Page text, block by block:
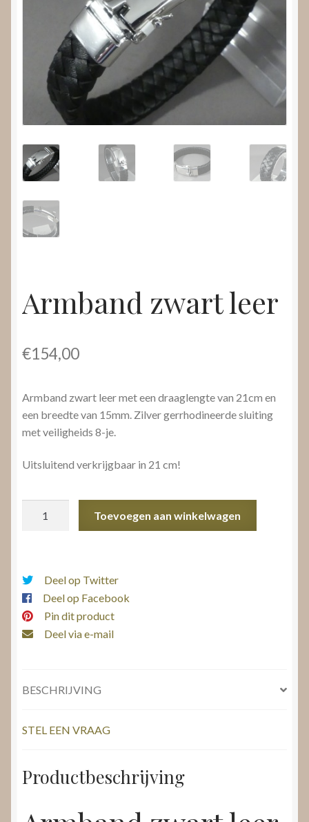
Submenu
uitvouwen
Armband zwart leer
€154,00
Armband zwart leer met een draaglengte van 21cm en
een breedte van 15mm. Zilver gerrhodineerde sluiting
met veiligheids 8-je.
Uitsluitend verkrijgbaar in 21 cm!
zwart
Toevoegen aan winkelwagen
Deel op Twitter
Deel op Facebook
Pin dit product
Deel via e-mail
BESCHRIJVING
STEL EEN VRAAG
Productbeschrijving